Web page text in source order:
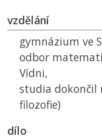
vzdělání
gymnázium ve
odbor
Vídni,
studia dokončil
filozofie)
dílo